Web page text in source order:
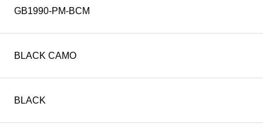
GB1990-PM-BCM
BLACK CAMO
BLACK